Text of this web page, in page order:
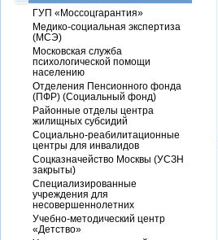
ГУП «Моссоцгарантия»
Медико-социальная экспертиза
(МСЭ)
Московская служба
психологической помощи
населению
Отделения Пенсионного фонда
(ПФР) (Социальный фонд)
Районные отделы центра
жилищных субсидий
Социально-реабилитационные
центры для инвалидов
Соцказначейство Москвы (УСЗН
закрыты)
Специализированные
учреждения для
несовершеннолетних
Учебно-методический центр
«Детство»